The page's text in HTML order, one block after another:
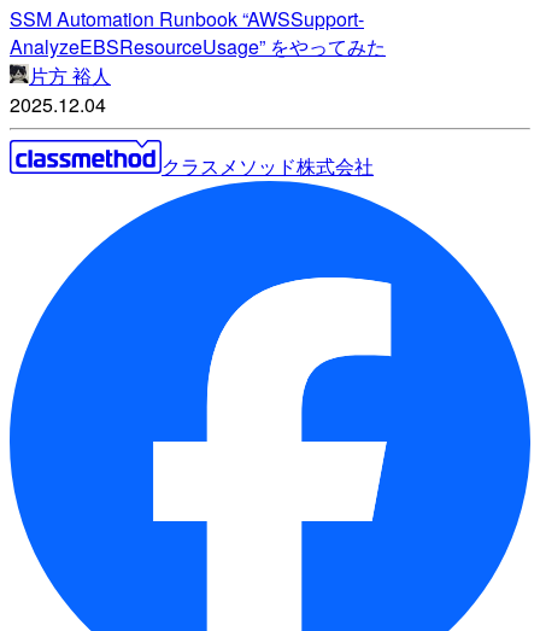
SSM Automation Runbook “AWSSupport-
AnalyzeEBSResourceUsage” をやってみた
片方 裕人
2025.12.04
クラスメソッド株式会社